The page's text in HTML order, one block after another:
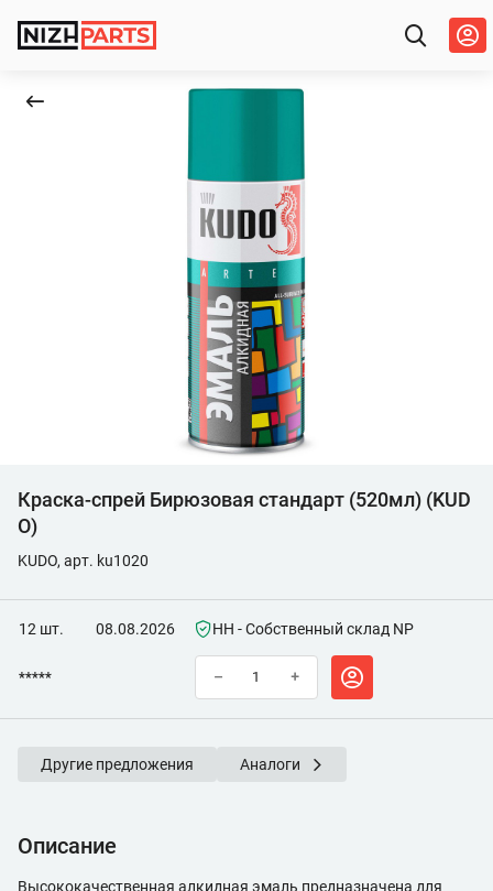
Краска-спрей Бирюзовая стандарт (520мл) (KUD
O)
KUDO, арт. ku1020
12 шт. 08.08.2026 НН - Собственный склад NP
***** – +
Другие предложения Аналоги
Описание
Высококачественная алкидная эмаль предназначена для